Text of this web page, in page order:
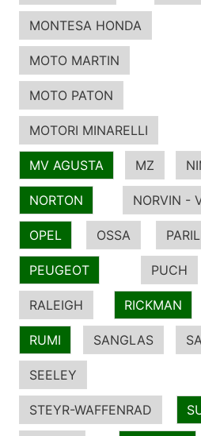
MONTESA HONDA
MOTO MARTIN
MOTO PATON
MOTORI MINARELLI
MV AGUSTA MZ
NORTON NORVIN -
OPEL OSSA
PEUGEOT PUCH
RALEIGH RICKMAN
RUMI SANGLAS
SEELEY
STEYR-WAFFENRAD